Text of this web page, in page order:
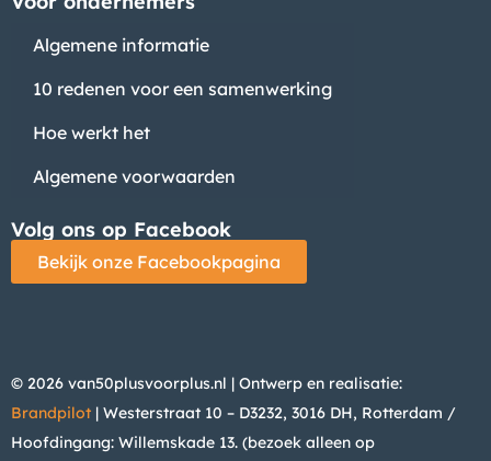
Algemene informatie
10 redenen voor een samenwerking
Hoe werkt het
Algemene voorwaarden
Volg ons op Facebook
Bekijk onze Facebookpagina
© 2026 van50plusvoorplus.nl | Ontwerp en realisatie:
Brandpilot | Westerstraat 10 – D3232, 3016 DH, Rotterdam /
Hoofdingang: Willemskade 13. (bezoek alleen op